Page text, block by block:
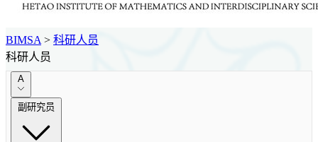
BIMSA > 科研人员
科研人员
A
副研究员